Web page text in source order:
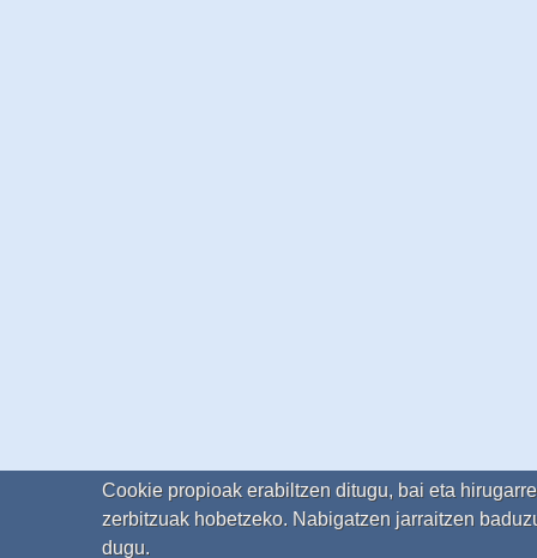
Cookie propioak erabiltzen ditugu, bai eta
zerbitzuak hobetzeko. Nabigatzen jarraitzen
dugu.